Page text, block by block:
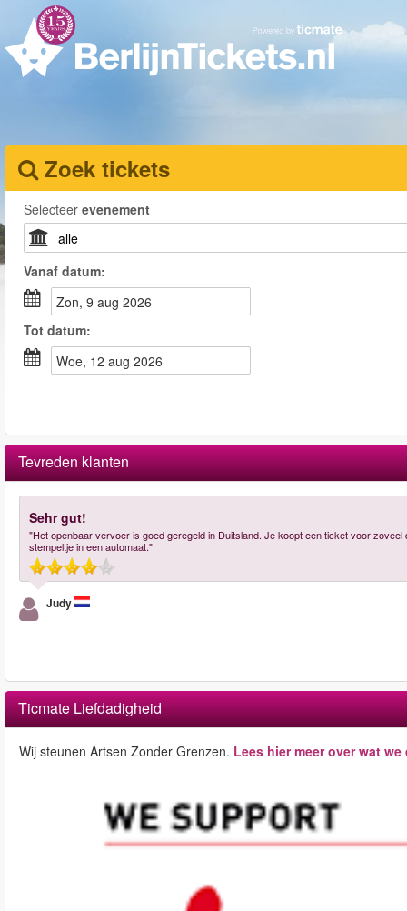
Zoek tickets
Selecteer evenement
Vanaf datum:
zon, 9 aug 2026
Tot datum:
woe, 12 aug 2026
Tevreden klanten
Sehr gut!
"Het openbaar vervoer is goed geregeld in Duitsland. Je koopt een ticket voor
stempeltje in een automaat."
Judy
Ticmate Liefdadigheid
Wij steunen Artsen Zonder Grenzen. Lees hier meer over wat we